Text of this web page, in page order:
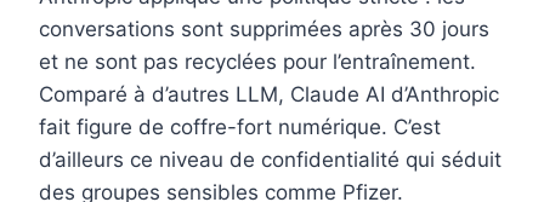
conversations sont supprimées après 30 jours
et ne sont pas recyclées pour l’entraînement.
Comparé à d’autres LLM, Claude AI d’Anthropic
fait figure de coffre-fort numérique. C’est
d’ailleurs ce niveau de confidentialité qui séduit
des groupes sensibles comme Pfizer.